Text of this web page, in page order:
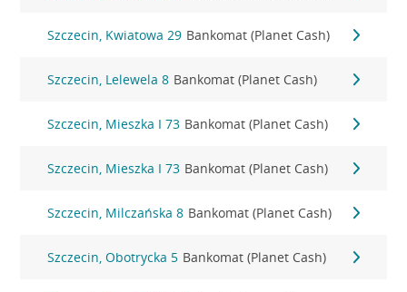
Szczecin, Kwiatowa 29 Bankomat (Planet Cash)
Szczecin, Lelewela 8 Bankomat (Planet Cash)
Szczecin, Mieszka I 73 Bankomat (Planet Cash)
Szczecin, Mieszka I 73 Bankomat (Planet Cash)
Szczecin, Milczańska 8 Bankomat (Planet Cash)
Szczecin, Obotrycka 5 Bankomat (Planet Cash)